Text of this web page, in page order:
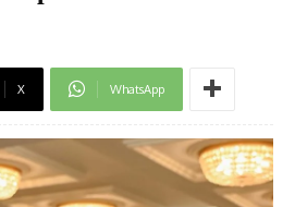
X WhatsApp